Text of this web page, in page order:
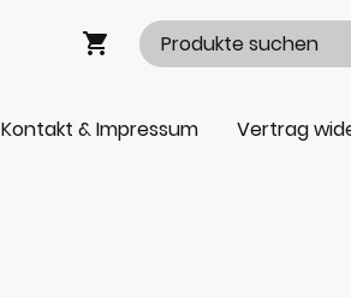
Kontakt & Impressum Vertrag